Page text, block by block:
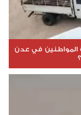
المواطنين في عدن